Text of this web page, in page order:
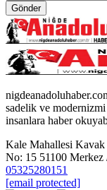
Gönder
sadelik ve
insanlara haber
Kale Mahallesi
No: 15 51100
05325280151
[email protected]